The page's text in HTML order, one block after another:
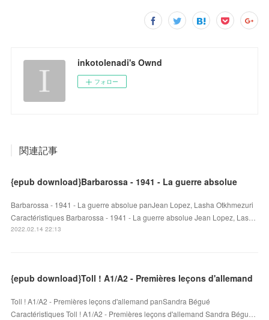
inkotolenadi's Ownd
フォロー
関連記事
{epub download}Barbarossa - 1941 - La guerre absolue
Barbarossa - 1941 - La guerre absolue panJean Lopez, Lasha Otkhmezuri
Caractéristiques Barbarossa - 1941 - La guerre absolue Jean Lopez, Las…
2022.02.14 22:13
{epub download}Toll ! A1/A2 - Premières leçons d'allemand
Toll ! A1/A2 - Premières leçons d'allemand panSandra Bégué
Caractéristiques Toll ! A1/A2 - Premières leçons d'allemand Sandra Bégu…